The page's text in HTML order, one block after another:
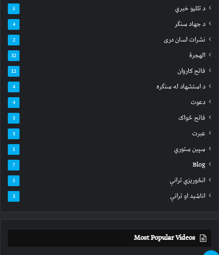
د تللیو خبري 5
د جهاد سنګر 4
نشرات لسان دری 2
الهجرة 32
فاتح کاروان 12
د استشهاد له سنګره 4
دعوت 4
فاتح ځواک 3
عبرت 3
سپين ستوري 1
Blog
7
انځوریزي ترانې 5
اناشید او ترانې 3
Most Popular Videos